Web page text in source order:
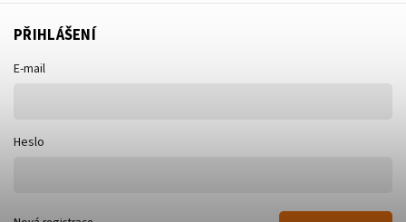
PŘIHLÁŠENÍ
E-mail
Heslo